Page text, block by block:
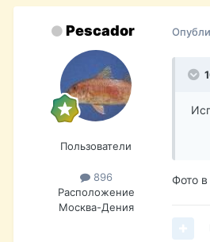
Pescador
Пользователи
896
Расположение
Москва-Дения
Фото